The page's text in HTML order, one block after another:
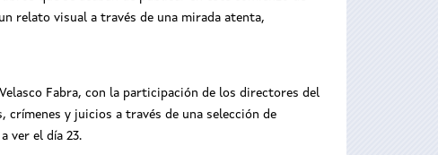
relato visual a través de una mirada atenta,
Fabra, con la participación de los directores del
crímenes y juicios a través de una selección de
ver el día 23.